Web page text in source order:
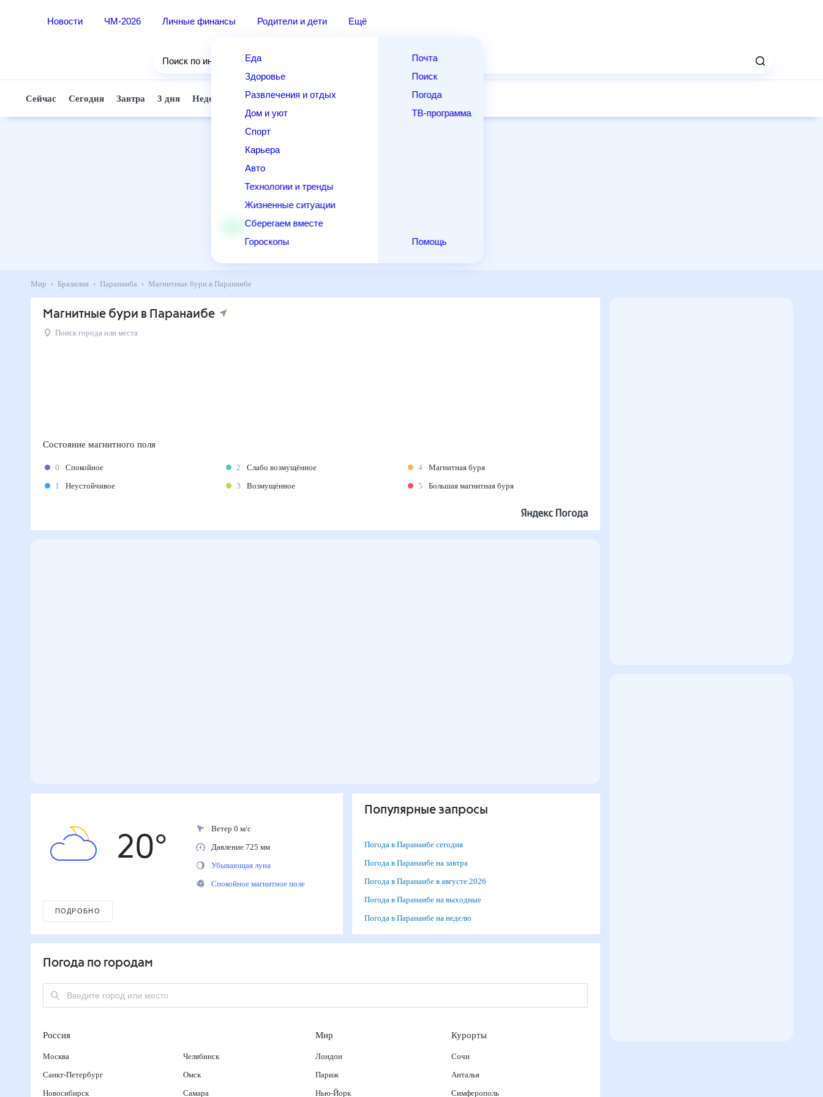
Новости ЧМ-2026 Личные финансы Родители и дети Ещё
Еда
Здоровье
Развлечения и отдых
Дом и уют
Спорт
Карьера
Авто
Технологии и тренды
Жизненные ситуации
Сберегаем вместе
Гороскопы
Почта
Поиск
Погода
ТВ-программа
Помощь
Поиск по интернету
Сейчас Сегодня Завтра 3 дня Неделя 10 дней 14 дней Выходные
Мир Бразилия Паранаиба Магнитные бури в Паранаибе
Магнитные бури в Паранаибе
Поиск города или места
Состояние магнитного поля
0
Спокойное
1
Неустойчивое
2
Слабо возмущённое
3
Возмущённое
4
Магнитная буря
5
Большая магнитная буря
20°
Ветер 0 м/с
Давление 725 мм
Убывающая луна
Спокойное магнитное поле
ПОДРОБНО
Популярные запросы
Погода в Паранаибе сегодня
Погода в Паранаибе на завтра
Погода в Паранаибе в августе 2026
Погода в Паранаибе на выходные
Погода в Паранаибе на неделю
Погода по городам
Россия
Москва
Санкт-Петербург
Новосибирск
Челябинск
Омск
Самара
Мир
Лондон
Париж
Нью-Йорк
Курорты
Сочи
Анталья
Симферополь